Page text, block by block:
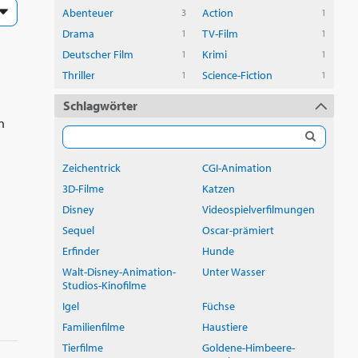
Abenteuer 3 Action 1
Drama 1 TV-Film 1
Deutscher Film 1 Krimi 1
Thriller 1 Science-Fiction 1
Schlagwörter
Zeichentrick
CGI-Animation
3D-Filme
Katzen
Disney
Videospielverfilmungen
Sequel
Oscar-prämiert
Erfinder
Hunde
Walt-Disney-Animation-
Studios-Kinofilme
Unter Wasser
Igel
Füchse
Familienfilme
Haustiere
Tierfilme
Goldene-Himbeere-